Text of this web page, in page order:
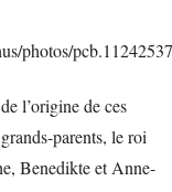
photos/
l’origine de ces
parents, le roi
Benedikte et Anne-